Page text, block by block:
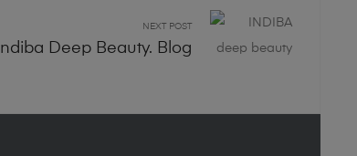
NEXT POST
Indiba Deep Beauty. Blog